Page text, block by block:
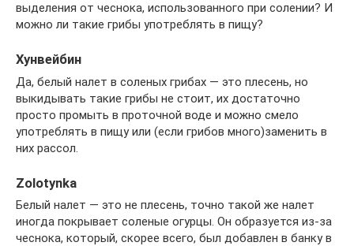
выделения от чеснока, использованного при солении? И
можно ли такие грибы употреблять в пищу?
Хунвейбин
Да, белый налет в соленых грибах — это плесень, но
выкидывать такие грибы не стоит, их достаточно
просто промыть в проточной воде и можно смело
употреблять в пищу или (если грибов много)заменить в
них рассол.
Zolotynka
Белый налет — это не плесень, точно такой же налет
иногда покрывает соленые огурцы. Он образуется из-за
чеснока, который, скорее всего, был добавлен в банку в